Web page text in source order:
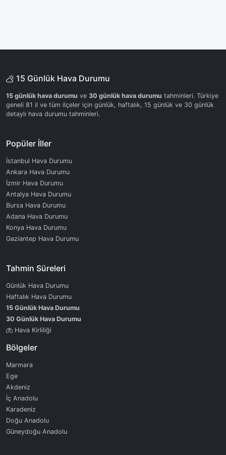
15 Günlük Hava Durumu
15 günlük hava durumu ve 30 günlük hava durumu tahminleri. Türkiye
geneli 81 il ve tüm ilçeler için günlük, haftalık, 15 günlük ve 30 günlük
detaylı hava durumu tahminleri.
Popüler İller
İstanbul Hava Durumu
Ankara Hava Durumu
İzmir Hava Durumu
Antalya Hava Durumu
Bursa Hava Durumu
Adana Hava Durumu
Konya Hava Durumu
Gaziantep Hava Durumu
Tahmin Süreleri
Günlük Hava Durumu
Haftalık Hava Durumu
15 Günlük Hava Durumu
30 Günlük Hava Durumu
Hava Kirliliği
Bölgeler
Marmara
Ege
Akdeniz
İç Anadolu
Karadeniz
Doğu Anadolu
Güneydoğu Anadolu